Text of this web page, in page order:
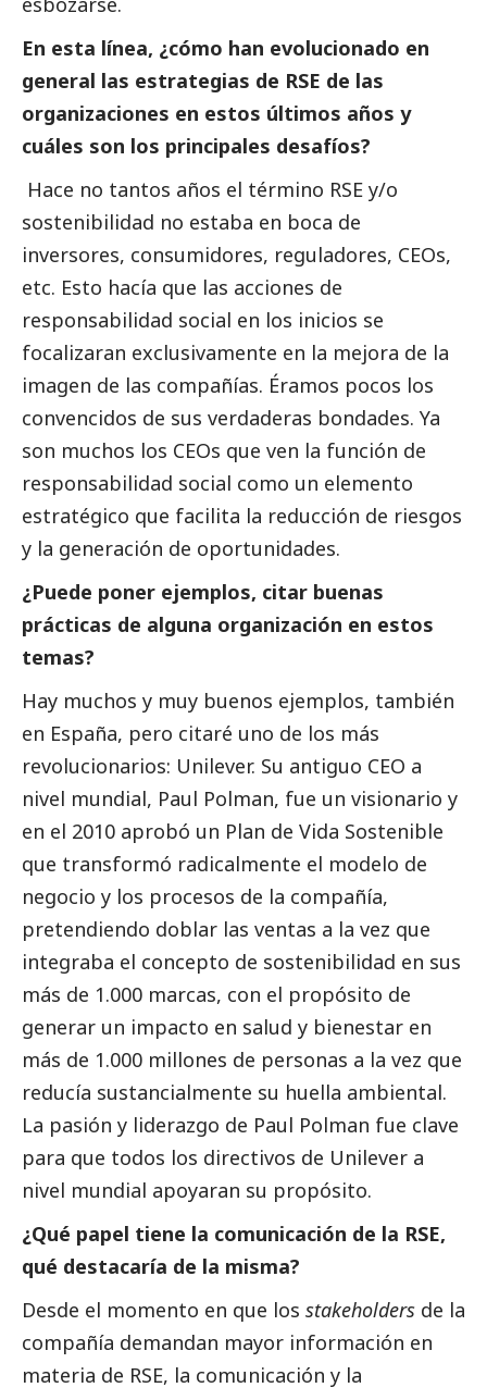
En esta línea, ¿cómo han evolucionado en
general las estrategias de RSE de las
organizaciones en estos últimos años y
cuáles son los principales desafíos?
Hace no tantos años el término RSE y/o
sostenibilidad no estaba en boca de
inversores, consumidores, reguladores, CEOs,
etc. Esto hacía que las acciones de
responsabilidad social en los inicios se
focalizaran exclusivamente en la mejora de la
imagen de las compañías. Éramos pocos los
convencidos de sus verdaderas bondades. Ya
son muchos los CEOs que ven la función de
responsabilidad social como un elemento
estratégico que facilita la reducción de riesgos
y la generación de oportunidades.
¿Puede poner ejemplos, citar buenas
prácticas de alguna organización en estos
temas?
Hay muchos y muy buenos ejemplos, también
en España, pero citaré uno de los más
revolucionarios: Unilever. Su antiguo CEO a
nivel mundial, Paul Polman, fue un visionario y
en el 2010 aprobó un Plan de Vida Sostenible
que transformó radicalmente el modelo de
negocio y los procesos de la compañía,
pretendiendo doblar las ventas a la vez que
integraba el concepto de sostenibilidad en sus
más de 1.000 marcas, con el propósito de
generar un impacto en salud y bienestar en
más de 1.000 millones de personas a la vez que
reducía sustancialmente su huella ambiental.
La pasión y liderazgo de Paul Polman fue clave
para que todos los directivos de Unilever a
nivel mundial apoyaran su propósito.
¿Qué papel tiene la comunicación de la RSE,
qué destacaría de la misma?
Desde el momento en que los stakeholders de la
compañía demandan mayor información en
materia de RSE, la comunicación y la